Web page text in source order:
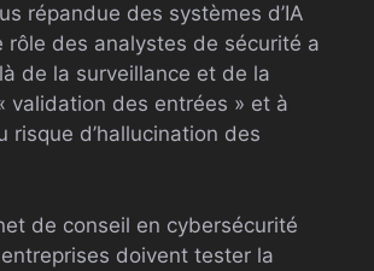
répandue des systèmes d’IA
rôle des analystes de sécurité a
de la surveillance et de la
validation des entrées » et à
risque d’hallucination des
de conseil en cybersécurité
doivent tester la